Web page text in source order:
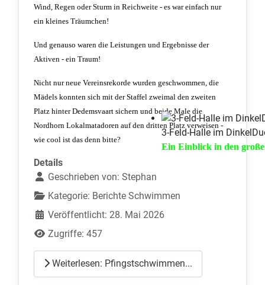
3-Feld-Halle im
Ein Einblick in den
Wind, Regen oder Sturm in Reichweite - es war einfach nur
ein kleines Träumchen!
Und genauso waren die Leistungen und Ergebnisse der
Aktiven - ein Traum!
Nicht nur neue Vereinsrekorde wurden geschwommen, die
Mädels konnten sich mit der Staffel zweimal den zweiten
Platz hinter Dedemsvaart sichern und beide Male die
Nordhorn Lokalmatadoren auf den dritten Platz verweisen -
wie cool ist das denn bitte?
Details
Geschrieben von: Stephan
Kategorie: Berichte Schwimmen
Veröffentlicht: 28. Mai 2026
Zugriffe: 457
Weiterlesen: Pfingstschwimmen...